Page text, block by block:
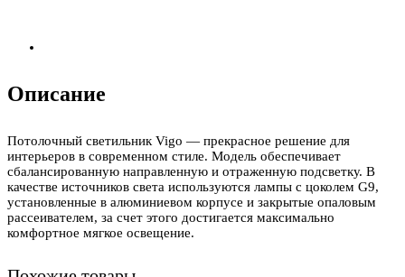
Описание
Потолочный светильник Vigo — прекрасное решение для
интерьеров в современном стиле. Модель обеспечивает
сбалансированную направленную и отраженную подсветку. В
качестве источников света используются лампы с цоколем G9,
установленные в алюминиевом корпусе и закрытые опаловым
рассеивателем, за счет этого достигается максимально
комфортное мягкое освещение.